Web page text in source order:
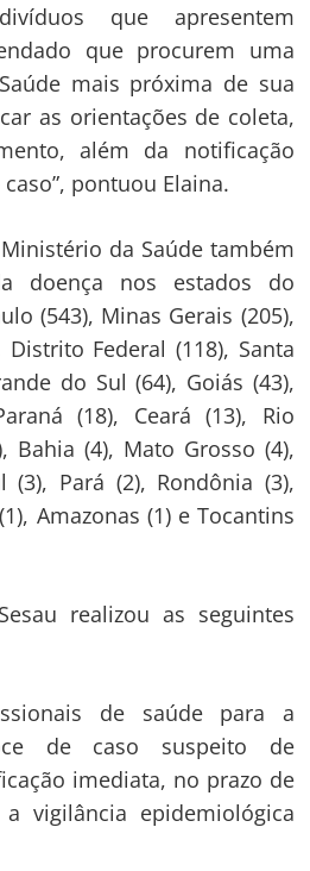
que apresentem
que procurem uma
mais próxima de sua
as orientações de coleta,
além da notificação
pontuou Elaina.
da Saúde também
doença nos estados do
(543), Minas Gerais (205),
Distrito Federal (118), Santa
do Sul (64), Goiás (43),
(18), Ceará (13), Rio
Bahia (4), Mato Grosso (4),
Pará (2), Rondônia (3),
Amazonas (1) e Tocantins
realizou as seguintes
de saúde para a
de caso suspeito de
imediata, no prazo de
vigilância epidemiológica